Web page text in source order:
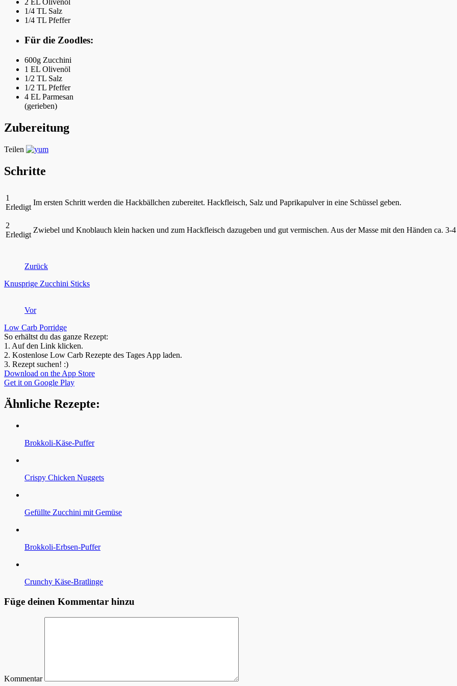
2 EL Olivenöl
1/4 TL Salz
1/4 TL Pfeffer
Für die Zoodles:
600g Zucchini
1 EL Olivenöl
1/2 TL Salz
1/2 TL Pfeffer
4 EL Parmesan
(gerieben)
Zubereitung
Teilen
Schritte
1
Erledigt
Im ersten Schritt werden die Hackbällchen zubereitet. Hackfleisch, Salz und Paprikapulver in eine Schüssel geben.
2
Erledigt
Zwiebel und Knoblauch klein hacken und zum Hackfleisch dazugeben und gut vermischen. Aus der Masse mit den Händen ca. 3-
Zurück
Knusprige Zucchini Sticks
Vor
Low Carb Porridge
So erhältst du das ganze Rezept:
1. Auf den Link klicken.
2. Kostenlose Low Carb Rezepte des Tages App laden.
3. Rezept suchen! :)
Download on the App Store
Get it on Google Play
Ähnliche Rezepte:
Brokkoli-Käse-Puffer
Crispy Chicken Nuggets
Gefüllte Zucchini mit Gemüse
Brokkoli-Erbsen-Puffer
Crunchy Käse-Bratlinge
Füge deinen Kommentar hinzu
Kommentar